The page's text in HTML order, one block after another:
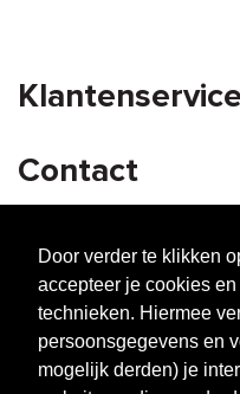
Door verder te klikken
accepteer je cookies
technieken. Hiermee
persoonsgegevens en
mogelijk derden) je
Klantenservice
Contact
Nieuwsbrief